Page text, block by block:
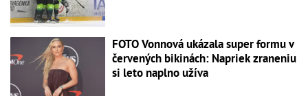
FOTO Vonnová ukázala super formu v
červených bikinách: Napriek zraneniu
si leto naplno užíva